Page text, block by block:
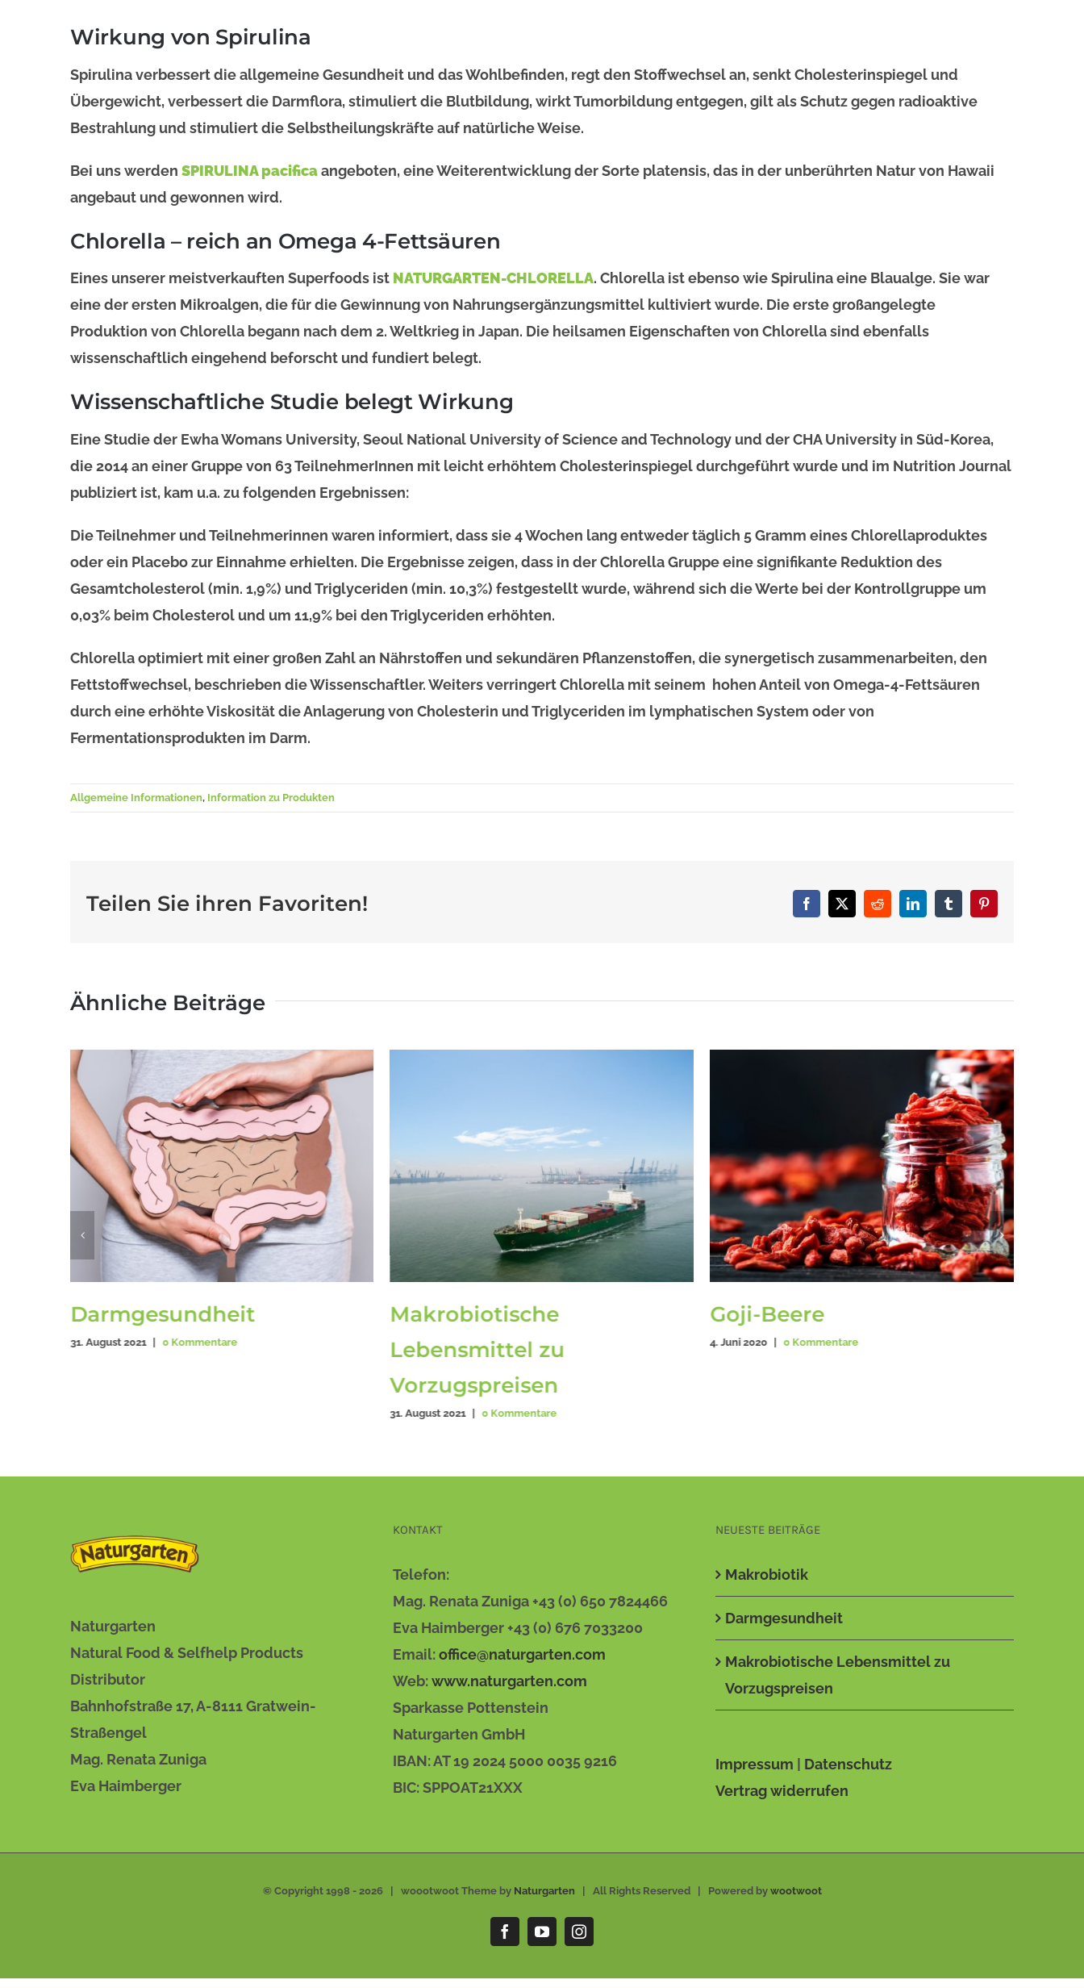
Wirkung von Spirulina
Spirulina verbessert die allgemeine Gesundheit und das Wohlbefinden, regt den Stoffwechsel an, senkt Cholesterinspiegel und
Übergewicht, verbessert die Darmflora, stimuliert die Blutbildung, wirkt Tumorbildung entgegen, gilt als Schutz gegen radioaktive
Bestrahlung und stimuliert die Selbstheilungskräfte auf natürliche Weise.
Bei uns werden SPIRULINA pacificaangeboten, eine Weiterentwicklung der Sorte platensis, das in der unberührten Natur von Hawaii
angebaut und gewonnen wird.
Chlorella – reich an Omega 4-Fettsäuren
Eines unserer meistverkauften Superfoods ist NATURGARTEN-CHLORELLA. Chlorella ist ebenso wie Spirulina eine Blaualge. Sie war
eine der ersten Mikroalgen, die für die Gewinnung von Nahrungsergänzungsmittel kultiviert wurde. Die erste großangelegte
Produktion von Chlorella begann nach dem 2. Weltkrieg in Japan. Die heilsamen Eigenschaften von Chlorella sind ebenfalls
wissenschaftlich eingehend beforscht und fundiert belegt.
Wissenschaftliche Studie belegt Wirkung
Eine Studie der Ewha Womans University, Seoul National University of Science and Technology und der CHA University in Süd-Korea,
die 2014 an einer Gruppe von 63 TeilnehmerInnen mit leicht erhöhtem Cholesterinspiegel durchgeführt wurde und im Nutrition Journal
publiziert ist, kam u.a. zu folgenden Ergebnissen:
Die Teilnehmer und Teilnehmerinnen waren informiert, dass sie 4 Wochen lang entweder täglich 5 Gramm eines Chlorellaproduktes
oder ein Placebo zur Einnahme erhielten. Die Ergebnisse zeigen, dass in der Chlorella Gruppe eine signifikante Reduktion des
Gesamtcholesterol (min. 1,9%) und Triglyceriden (min. 10,3%) festgestellt wurde, während sich die Werte bei der Kontrollgruppe um
0,03% beim Cholesterol und um 11,9% bei den Triglyceriden erhöhten.
Chlorella optimiert mit einer großen Zahl an Nährstoffen und sekundären Pflanzenstoffen, die synergetisch zusammenarbeiten, den
Fettstoffwechsel, beschrieben die Wissenschaftler. Weiters verringert Chlorella mit seinem hohen Anteil von Omega-4-Fettsäuren
durch eine erhöhte Viskosität die Anlagerung von Cholesterin und Triglyceriden im lymphatischen System oder von
Fermentationsprodukten im Darm.
Allgemeine Informationen, Information zu Produkten
Teilen Sie ihren Favoriten! Facebook
X RedditLinkedInTumblrPinterest
Ähnliche Beiträge
Darmgesundheit
31. August 2021 0 Kommentare
Makrobiotische
Lebensmittel zu
Vorzugspreisen
31. August 2021 0 Kommentare
Goji-Beere
4. Juni 2020 0 Kommentare
Naturgarten
Natural Food & Selfhelp Products
Distributor
Bahnhofstraße 17, A-8111 Gratwein-
Straßengel
Mag. Renata Zuniga
Eva Haimberger
KONTAKT
Telefon:
Mag. Renata Zuniga +43 (0) 650 7824466
Eva Haimberger +43 (0) 676 7033200
Email:office@naturgarten.com
Web:www.naturgarten.com
Sparkasse Pottenstein
Naturgarten GmbH
IBAN: AT 19 2024 5000 0035 9216
BIC: SPPOAT21XXX
NEUESTE BEITRÄGE
Makrobiotik
Darmgesundheit
Makrobiotische Lebensmittel zu
Vorzugspreisen
Impressum | Datenschutz
Vertrag widerrufen
© Copyright 1998 - 2026 | woootwoot Theme by Naturgarten | All Rights Reserved | Powered by wootwoot
FacebookYouTubeInstagram